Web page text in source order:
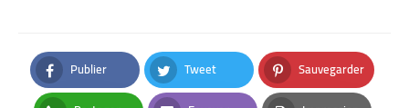
Publier
Facebook
Tweet
Twitter
Sauvegarder
Pinterest